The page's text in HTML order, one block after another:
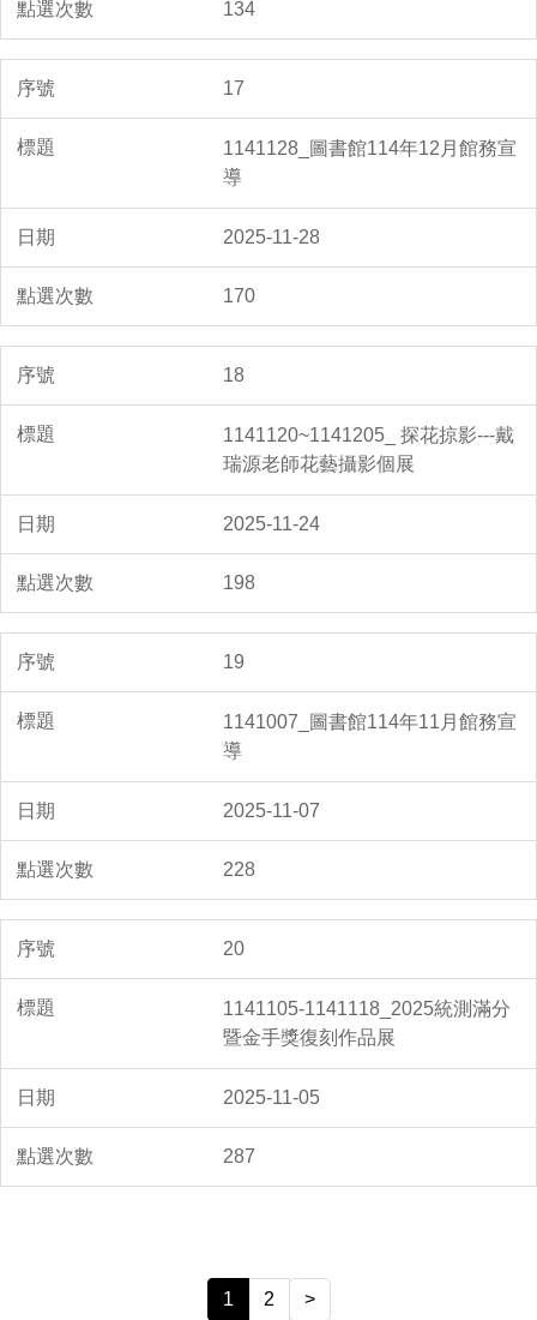
134
17
1141128_圖書館114年12月館務宣
導
2025-11-28
170
18
1141120~1141205_ 探花掠影---戴
瑞源老師花藝攝影個展
2025-11-24
198
19
1141007_圖書館114年11月館務宣
導
2025-11-07
228
20
1141105-1141118_2025統測滿分
暨金手獎復刻作品展
2025-11-05
287
1 2 >